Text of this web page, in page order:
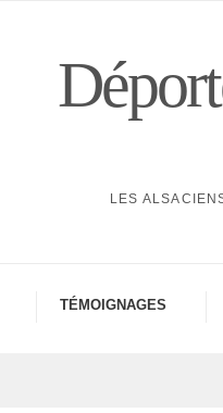
LES
TÉMOI­GNAGES